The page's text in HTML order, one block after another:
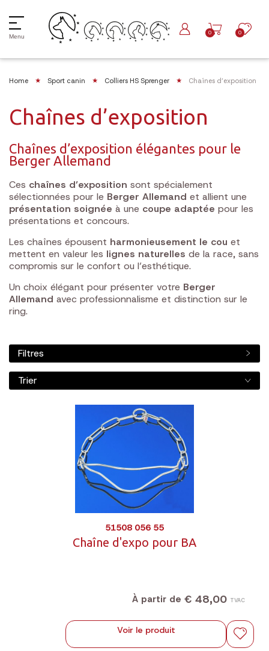
Menu
0 0
Home Sport canin Colliers HS Sprenger Chaînes d’exposition
Chaînes d’exposition
Chaînes d’exposition élégantes pour le
Berger Allemand
Ces chaînes d’exposition sont spécialement
sélectionnées pour le Berger Allemand et allient une
présentation soignée à une coupe adaptée pour les
présentations et concours.
Les chaînes épousent harmonieusement le cou et
mettent en valeur les lignes naturelles de la race, sans
compromis sur le confort ou l’esthétique.
Un choix élégant pour présenter votre Berger
Allemand avec professionnalisme et distinction sur le
ring.
Filtres
Trier
51508 056 55
Chaîne d'expo pour BA
À partir de € 48,00 TVAC
Voir le produit